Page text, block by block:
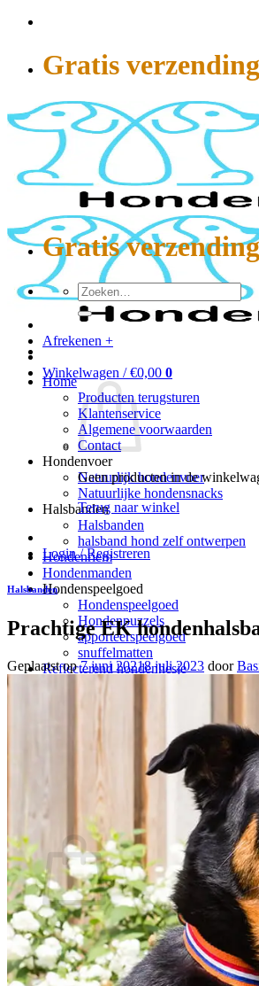
Gratis
Home
Producten terugsturen
Klantenservice
Algemene voorwaarden
Contact
Hondenvoer
Natuurlijk hondenvoer
Natuurlijke hondensnacks
Halsbanden
Halsbanden
halsband hond zelf ontwerpen
Hondenriem
Hondenmanden
Hondenspeelgoed
Hondenspeelgoed
Hondenpuzzels
apporteerspeelgoed
snuffelmatten
Reflecterend hondenhesje
Verzorging
Hondenpoepzakjes
hondenverzorging
Hondenborstel – hondenkam
Klantenreacties
Winkelwagen
Geen producten in de winkelwagen.
Terug naar winkel
Gratis
Zoeken
naar:
Afrekenen +
Winkelwagen /€0,00 0
Geen producten in de
Terug naar winkel
Login / Registreren
Halsbanden
Prachtige EK
Geplaatst op7 juni 20218 juli 2023 door